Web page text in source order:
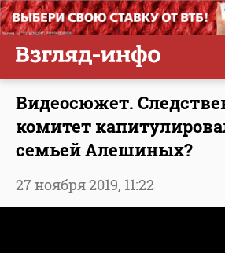
Видеосюжет.
комитет
семьей Алешиных?
27 ноября 2019, 11:22